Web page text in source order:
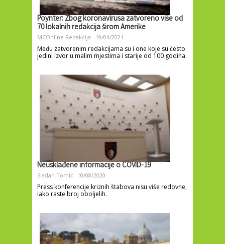
Poynter: Zbog koronavirusa zatvoreno više od
70 lokalnih redakcija širom Amerike
MCOnline Redakcija 19/04/2021
Među zatvorenim redakcijama su i one koje su često
jedini izvor u malim mjestima i starije od 100 godina.
Neusklađene informacije o COVID-19
Slađan Tomić 10/08/2020
Press konferencije kriznih štabova nisu više redovne,
iako raste broj oboljelih.